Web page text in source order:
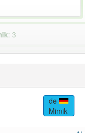
: 3
haben den Artikel
de
Mimik